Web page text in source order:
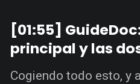
[01:55]
principal y las
Cogiendo todo esto, y